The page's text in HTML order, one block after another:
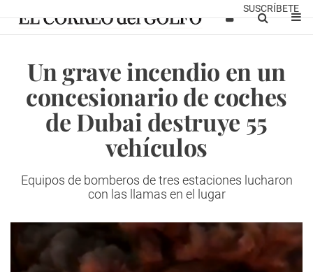
SUSCRÍBETE
Un grave incendio en un
concesionario de coches
de Dubai destruye 55
vehículos
Equipos de bomberos de tres estaciones lucharon
con las llamas en el lugar